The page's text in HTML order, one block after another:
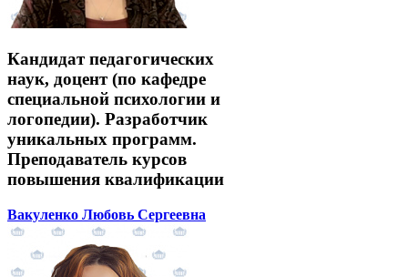
Кандидат педагогических
наук, доцент (по кафедре
специальной психологии и
логопедии). Разработчик
уникальных программ.
Преподаватель курсов
повышения квалификации
Вакуленко Любовь Сергеевна